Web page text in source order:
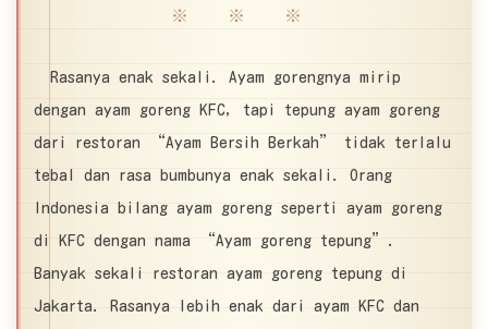
※ ※ ※
Rasanya enak sekali. Ayam gorengnya mirip
dengan ayam goreng KFC, tapi tepung ayam goreng
dari restoran “Ayam Bersih Berkah” tidak terlalu
tebal dan rasa bumbunya enak sekali. Orang
Indonesia bilang ayam goreng seperti ayam goreng
di KFC dengan nama “Ayam goreng tepung”.
Banyak sekali restoran ayam goreng tepung di
Jakarta. Rasanya lebih enak dari ayam KFC dan